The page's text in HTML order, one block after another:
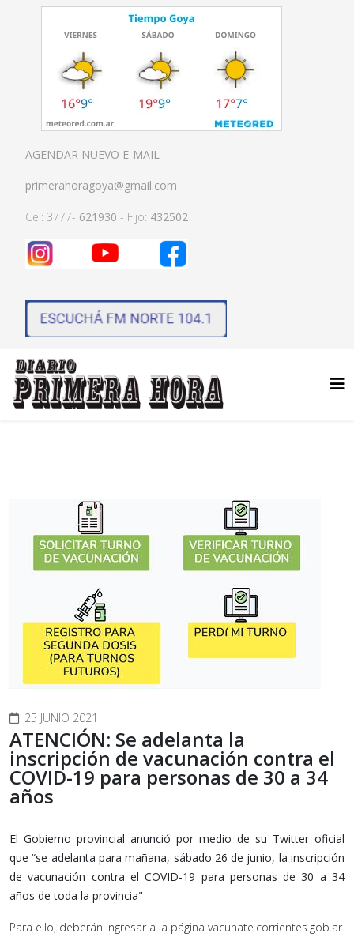
AGENDAR NUEVO E-MAIL
primerahoragoya@gmail.com
Cel: 3777- 621930 - Fijo: 432502
25 JUNIO 2021
ATENCIÓN: Se adelanta la
inscripción de vacunación contra el
COVID-19 para personas de 30 a 34
años
El Gobierno provincial anunció por medio de su Twitter oficial
que “se adelanta para mañana, sábado 26 de junio, la inscripción
de vacunación contra el COVID-19 para personas de 30 a 34
años de toda la provincia"
Para ello, deberán ingresar a la página vacunate.corrientes.gob.ar.